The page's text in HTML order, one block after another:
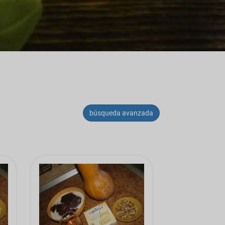
búsqueda avanzada